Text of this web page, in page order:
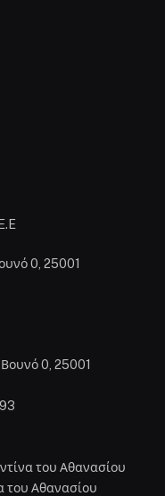
0, 25001
0, 25001
του Αθανασίου
του Αθανασίου